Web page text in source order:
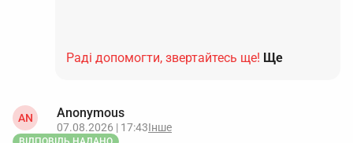
Раді допомогти, звертайтесь ще! Ще
AN Anonymous
07.08.2026 | 17:43Інше